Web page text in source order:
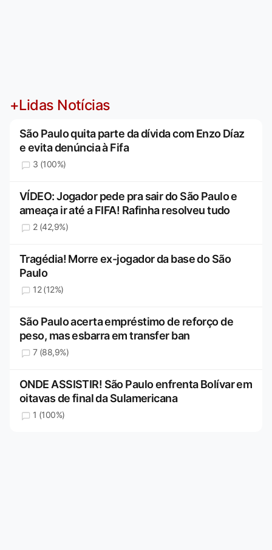
+Lidas Notícias
São Paulo quita parte da dívida com Enzo Díaz
e evita denúncia à Fifa
3 (100%)
VÍDEO: Jogador pede pra sair do São Paulo e
ameaça ir até a FIFA! Rafinha resolveu tudo
2 (42,9%)
Tragédia! Morre ex-jogador da base do São
Paulo
12 (12%)
São Paulo acerta empréstimo de reforço de
peso, mas esbarra em transfer ban
7 (88,9%)
ONDE ASSISTIR! São Paulo enfrenta Bolívar em
oitavas de final da Sulamericana
1 (100%)